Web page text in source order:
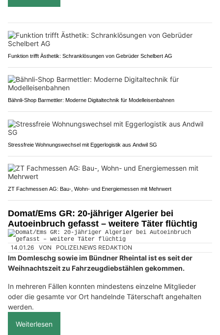
Funktion trifft Ästhetik: Schranklösungen von Gebrüder Schelbert AG
Bähnli-Shop Barmettler: Moderne Digitaltechnik für Modelleisenbahnen
Stressfreie Wohnungswechsel mit Eggerlogistik aus Andwil SG
ZT Fachmessen AG: Bau-, Wohn- und Energiemessen mit Mehrwert
Domat/Ems GR: 20-jähriger Algerier bei
Autoeinbruch gefasst – weitere Täter flüchtig
14.01.26 VON POLIZEI.NEWS REDAKTION
Im Domleschg sowie im Bündner Rheintal ist es seit der
Weihnachtszeit zu Fahrzeugdiebstählen gekommen.
In mehreren Fällen konnten mindestens einzelne Mitglieder
oder die gesamte vor Ort handelnde Täterschaft angehalten
werden.
Weiterlesen